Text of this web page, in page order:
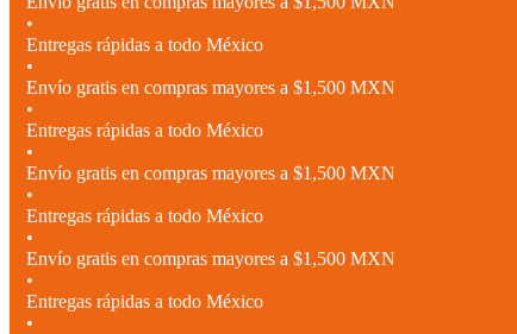
•
Entregas rápidas a todo México
•
Envío gratis en compras mayores a $1,500 MXN
•
Entregas rápidas a todo México
•
Envío gratis en compras mayores a $1,500 MXN
•
Entregas rápidas a todo México
•
Envío gratis en compras mayores a $1,500 MXN
•
Entregas rápidas a todo México
•